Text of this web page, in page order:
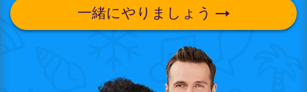
一緒にやりましょう